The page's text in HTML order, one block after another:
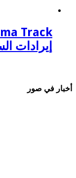
إيرادات
أخبار في صور